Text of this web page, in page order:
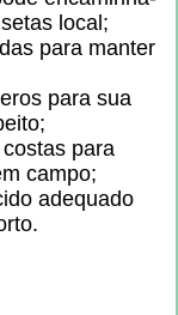
local;
para manter
para sua
para
campo;
adequado